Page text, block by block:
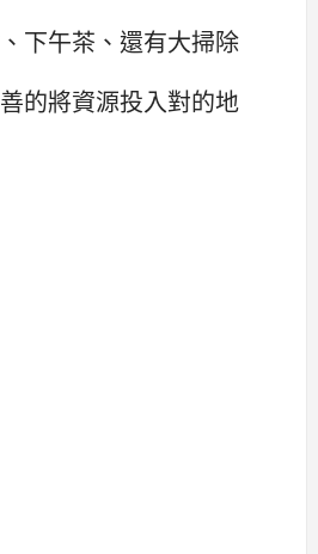
下午茶、還有大掃除
的將資源投入對的地